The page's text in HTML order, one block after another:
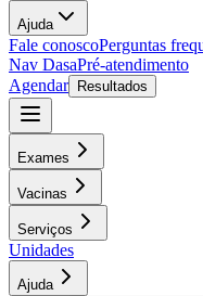
Ajuda
Fale conoscoPerguntas
Nav DasaPré-atendimento
Agendar
Resultados
Exames
Vacinas
Serviços
Unidades
Ajuda